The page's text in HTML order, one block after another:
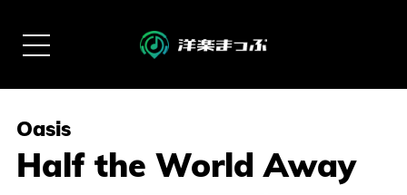
Oasis
Half the World Away